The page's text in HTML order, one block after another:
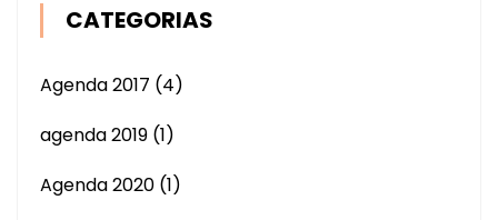
CATEGORIAS
Agenda 2017 (4)
agenda 2019 (1)
Agenda 2020 (1)